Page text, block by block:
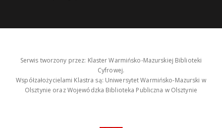
Serwis tworzony przez: Klaster Warmińsko-Mazurskiej Biblioteki
Cyfrowej.
Współzałożycielami Klastra są: Uniwersytet Warmińsko-Mazurski w
Olsztynie oraz Wojewódzka Biblioteka Publiczna w Olsztynie